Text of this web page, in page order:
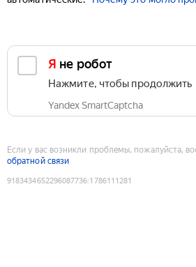
Я не робот
Нажмите, чтобы продолжить
Yandex SmartCaptcha
Если у вас возникли проблемы, пожалуйста,
обратной связи
9183434652296087736:1786111281